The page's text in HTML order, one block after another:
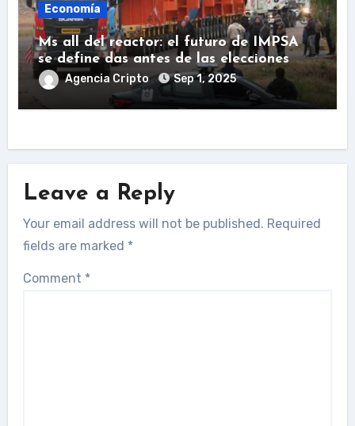
Economía
Ms all del reactor: el futuro de IMPSA
se define das antes de las elecciones
Agencia Cripto Sep 1, 2025
Leave a Reply
Your email address will not be published. Required
fields are marked *
Comment *